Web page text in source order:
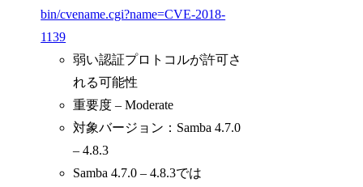
bin/cvename.cgi?name=CVE-2018-
1139
弱い認証プロトコルが許可さ
れる可能性
重要度 – Moderate
対象バージョン：Samba 4.7.0
– 4.8.3
Samba 4.7.0 – 4.8.3では